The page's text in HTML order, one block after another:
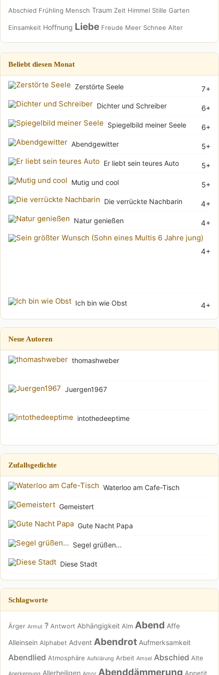
Abschied Frühling Mensch Traum Zeit Himmel Stille Garten
Einsamkeit Hoffnung Liebe Freude Meer Schnee Alter
Beliebt diesen Monat
7+
Zerstörte Seele
6+
Dichter und Schreiber
6+
Spiegelbild meiner Seele
5+
Abendgewitter
5+
Er liebt sein teures Auto
5+
Mutig und cool
4+
Die verrückte Nachbarin
4+
Natur genießen
4+
4+
Ich bin wie Obst
Neue Autoren
thomashweber
Juergen1967
intothedeeptime
Zufallsgedichte
Waterloo am Cafe-Tisch
Gemeistert
Gute Nacht Papa
Segel grüßen...
Diese Stadt
Schlagworte
Ärger Armut ? Antwort Abhängigkeit Alm Abend Affe
Alleinsein Alphabet Advent Abendrot Aufmerksamkeit
Abendlied Atmosphäre Aufklärung Arbeit Amsel Abschied Alte
Anerkennung Allerheiligen Amor Abenddämmerung Appetit